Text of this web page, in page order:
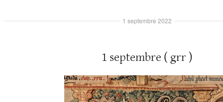
1 septembre ( grr )
1 septembre 2022